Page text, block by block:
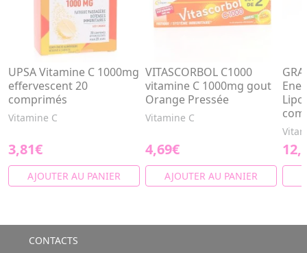
UPSA Vitamine C 1000mg
effervescent 20
comprimés
Vitamine C
3,81€
AJOUTER AU PANIER
VITASCORBOL C1000
vitamine C 1000mg gout
Orange Pressée
Vitamine C
4,69€
AJOUTER AU PANIER
CONTACTS